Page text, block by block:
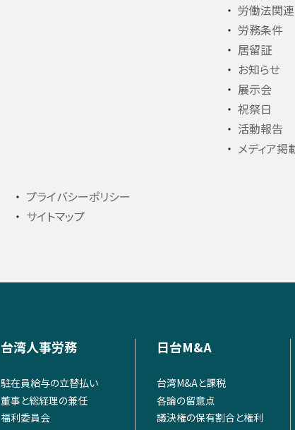
労働法関連
労務条件
居留証
お知らせ
展示会
祝祭日
活動報告
メディア掲
プライバシーポリシー
サイトマップ
台湾人事労務
駐在員給与の立替払い
董事と総経理の兼任
福利委員会
日台M&A
台湾M&Aと課税
各論の留意点
議決権の保有割合と権利